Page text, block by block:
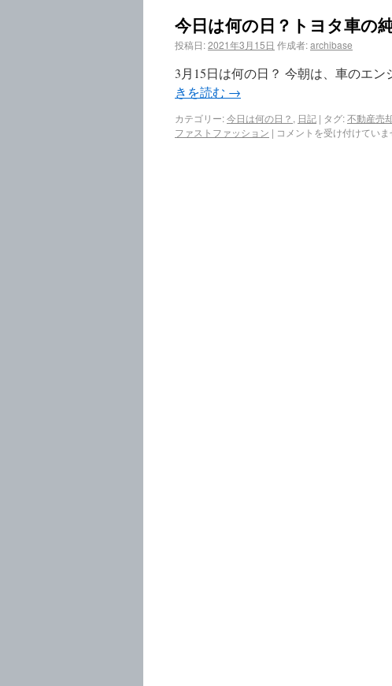
今日は何の日？トヨタ車の
投稿日:2021年3月15日 作成者:archibase
3月15日は何の日？ 今朝は、車のエ
きを読む →
カテゴリー:今日は何の日？ , 日記 | タグ:不動産売
ファストファッション | コメントを受け付けていま